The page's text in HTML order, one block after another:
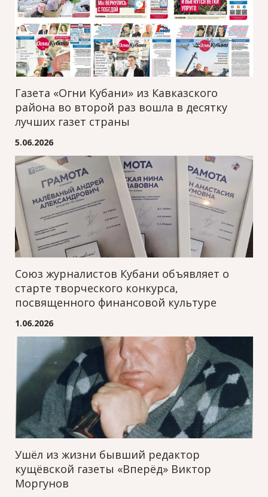
Газета «Огни Кубани» из Кавказского
района во второй раз вошла в десятку
лучших газет страны
5.06.2026
Союз журналистов Кубани объявляет о
старте творческого конкурса,
посвященного финансовой культуре
1.06.2026
Ушёл из жизни бывший редактор
кущёвской газеты «Вперёд» Виктор
Моргунов